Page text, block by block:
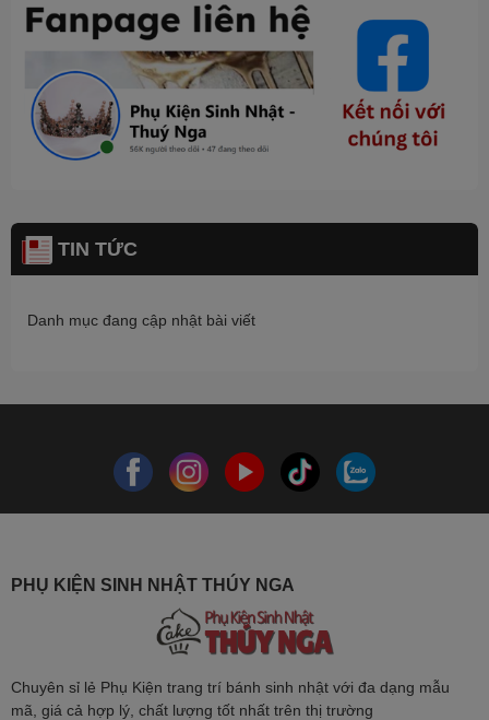
TIN TỨC
Danh mục đang cập nhật bài viết
PHỤ KIỆN SINH NHẬT THÚY NGA
Chuyên sỉ lẻ Phụ Kiện trang trí bánh sinh nhật với đa dạng mẫu
mã, giá cả hợp lý, chất lượng tốt nhất trên thị trường